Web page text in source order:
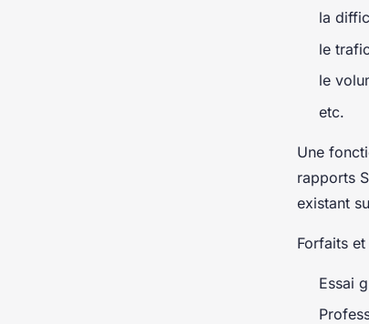
la
le
le
etc.
Une
rapports
existant
Forfaits
Essai